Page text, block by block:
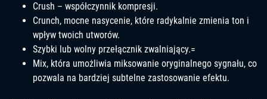
Crush – współczynnik kompresji.
Crunch, mocne nasycenie, które radykalnie zmienia ton i
wpływ twoich utworów.
Szybki lub wolny przełącznik zwalniający.=
Mix, która umożliwia miksowanie oryginalnego sygnału, co
pozwala na bardziej subtelne zastosowanie efektu.